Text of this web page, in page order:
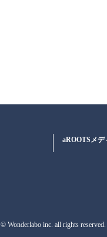
aROOTSメデ
© Wonderlabo inc. all rights reserved.